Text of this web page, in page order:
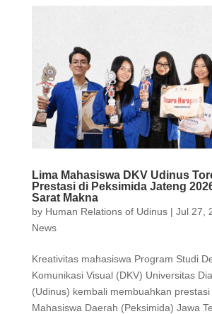
Lima Mahasiswa DKV Udinus
Prestasi di Peksimida Jateng
Sarat Makna
by Human Relations of Udinus| Jul 27,
News
Kreativitas mahasiswa Program Studi
Komunikasi Visual (DKV) Universitas
(Udinus) kembali membuahkan
Mahasiswa Daerah (Peksimida) Jawa